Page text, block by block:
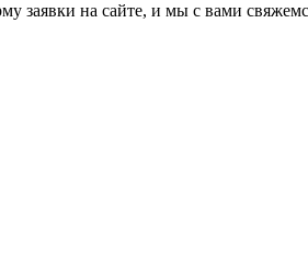
на сайте, и мы с вами